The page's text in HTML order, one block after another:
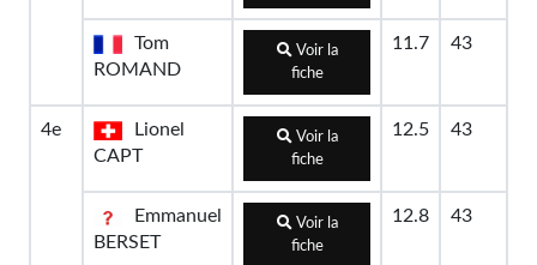
Tom
ROMAND
Voir la
fiche
11.7 43
4e
Lionel
CAPT
Voir la
fiche
12.5 43
Emmanuel
BERSET
Voir la
fiche
12.8 43